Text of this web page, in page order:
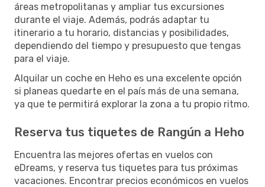
áreas metropolitanas y ampliar tus excursiones
durante el viaje. Además, podrás adaptar tu
itinerario a tu horario, distancias y posibilidades,
dependiendo del tiempo y presupuesto que tengas
para el viaje.
Alquilar un coche en Heho es una excelente opción
si planeas quedarte en el país más de una semana,
ya que te permitirá explorar la zona a tu propio ritmo.
Reserva tus tiquetes de Rangún a Heho
Encuentra las mejores ofertas en vuelos con
eDreams, y reserva tus tiquetes para tus próximas
vacaciones. Encontrar precios económicos en vuelos